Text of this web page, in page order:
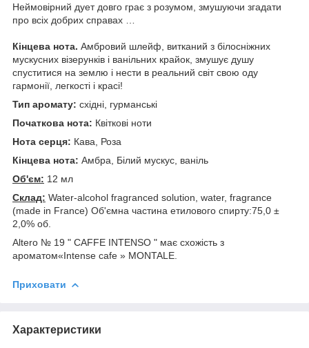
Неймовірний дует довго грає з розумом, змушуючи згадати
про всіх добрих справах …
Кінцева нота. Амбровий шлейф, витканий з білосніжних
мускусних візерунків і ванільних крайок, змушує душу
спуститися на землю і нести в реальний світ свою оду
гармонії, легкості і красі!
Тип аромату: східні, гурманські
Початкова нота: Квіткові ноти
Нота серця: Кава, Роза
Кінцева нота: Амбра, Білий мускус, ваніль
Об'єм: 12 мл
Склад: Water-alcohol fragranced solution, water, fragrance
(made in France) Об'ємна частина етилового спирту:75,0 ±
2,0% об.
Altero № 19 " CAFFE INTENSO " має схожість з
ароматом«Intense cafe » MONTALE.
Приховати
Характеристики